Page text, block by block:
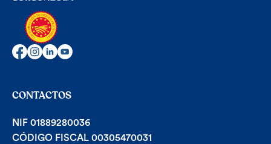
CONTACTOS
NIF 01889280036
CÓDIGO FISCAL 00305470031